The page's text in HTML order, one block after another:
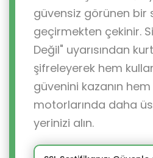
güvensiz görünen bir
geçirmekten çekinir.
Değil" uyarısından
şifreleyerek hem
güvenini kazanın
motorlarında daha
yerinizi alın.